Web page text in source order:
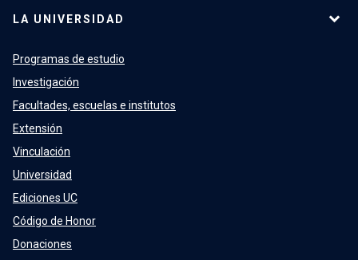
LA UNIVERSIDAD
Programas de estudio
Investigación
Facultades, escuelas e institutos
Extensión
Vinculación
Universidad
Ediciones UC
Código de Honor
Donaciones